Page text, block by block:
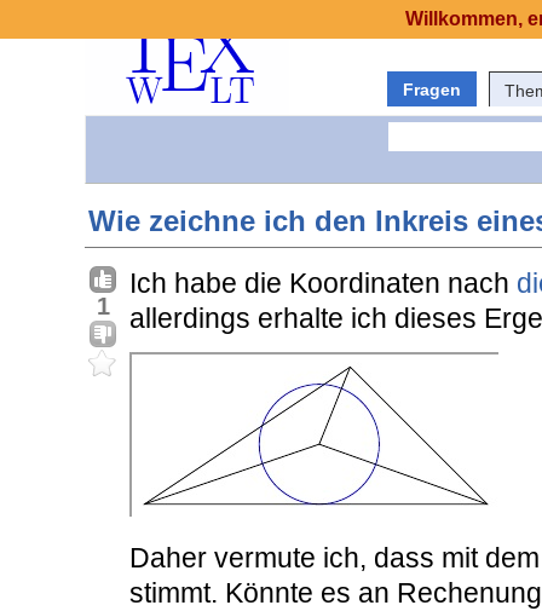
Fragen
Wie zeichne ich den Inkreis
1
Ich habe die Koordinaten nach
allerdings erhalte ich dieses
Daher vermute ich, dass mit
stimmt. Könnte es an
Willkommen,